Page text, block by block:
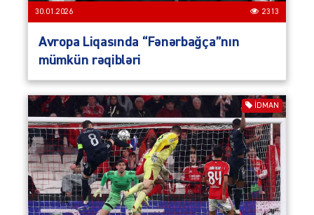
30.01.2026 2313
Avropa Liqasında “Fənərbağça”nın
mümkün rəqibləri
İDMAN